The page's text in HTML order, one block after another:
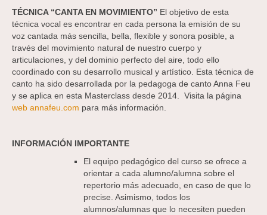
TÉCNICA “CANTA EN MOVIMIENTO” El objetivo de esta
técnica vocal es encontrar en cada persona la emisión de su
voz cantada más sencilla, bella, flexible y sonora posible, a
través del movimiento natural de nuestro cuerpo y
articulaciones, y del dominio perfecto del aire, todo ello
coordinado con su desarrollo musical y artístico. Esta técnica de
canto ha sido desarrollada por la pedagoga de canto Anna Feu
y se aplica en esta Masterclass desde 2014. Visita la página
web annafeu.com para más información.
INFORMACIÓN IMPORTANTE
El equipo pedagógico del curso se ofrece a
orientar a cada alumno/alumna sobre el
repertorio más adecuado, en caso de que lo
precise. Asimismo, todos los
alumnos/alumnas que lo necesiten pueden